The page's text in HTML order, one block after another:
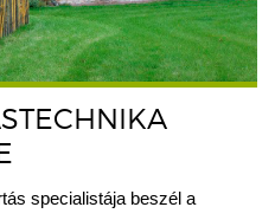
specialistája beszél a